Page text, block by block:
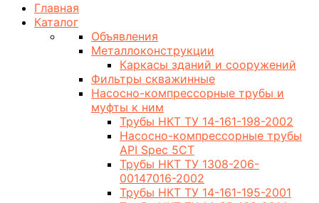
Главная
Каталог
Объявления
Металлоконструкции
Каркасы зданий и сооружений
Фильтры скважинные
Насосно-компрессорные трубы и
муфты к ним
Трубы НКТ ТУ 14-161-198-2002
Насосно-компрессорные трубы
API Spec 5CT
Трубы НКТ ТУ 1308-206-
00147016-2002
Трубы НКТ ТУ 14-161-195-2001